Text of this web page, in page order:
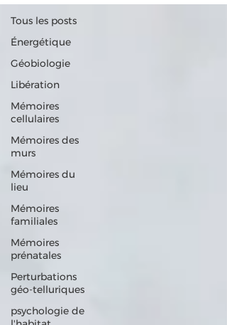
Tous les posts
Énergétique
Géobiologie
Libération
Mémoires
cellulaires
Mémoires des
murs
Mémoires du
lieu
Mémoires
familiales
Mémoires
prénatales
Perturbations
géo-telluriques
psychologie de